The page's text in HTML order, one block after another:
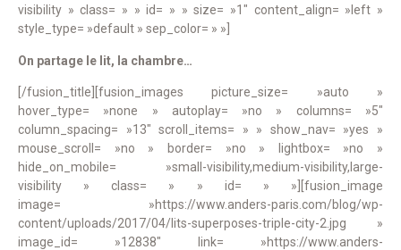
visibility » class= » » id= » » size= »1″ content_align= »left »
style_type= »default » sep_color= » »]
On partage le lit, la chambre…
[/fusion_title][fusion_images picture_size= »auto »
hover_type= »none » autoplay= »no » columns= »5″
column_spacing= »13″ scroll_items= » » show_nav= »yes »
mouse_scroll= »no » border= »no » lightbox= »no »
hide_on_mobile= »small-visibility,medium-visibility,large-
visibility » class= » » id= » »][fusion_image
image= »https://www.anders-paris.com/blog/wp-
content/uploads/2017/04/lits-superposes-triple-city-2.jpg »
image_id= »12838″ link= »https://www.anders-